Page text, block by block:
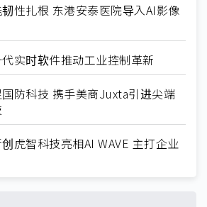
性扎根 东港安泰医院导入AI影像
实时软件推动工业控制革新
防科技 携手美商Juxta引进尖端
虎智科技亮相AI WAVE 主打企业